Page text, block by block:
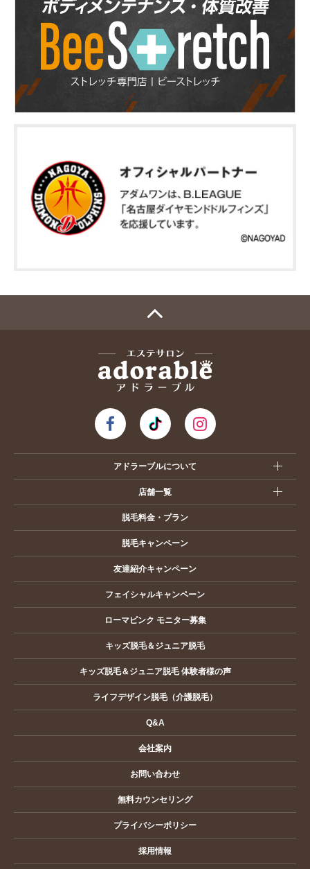
アドラーブルについて
店舗一覧
脱毛料金・プラン
脱毛キャンペーン
友達紹介キャンペーン
フェイシャルキャンペーン
ローマピンク モニター募集
キッズ脱毛＆ジュニア脱毛
キッズ脱毛＆ジュニア脱毛 体験者様の声
ライフデザイン脱毛（介護脱毛）
Q&A
会社案内
お問い合わせ
無料カウンセリング
プライバシーポリシー
採用情報